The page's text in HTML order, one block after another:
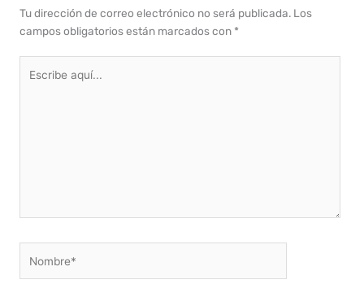
Tu dirección de correo electrónico no será publicada. Los
campos obligatorios están marcados con *
aquí...